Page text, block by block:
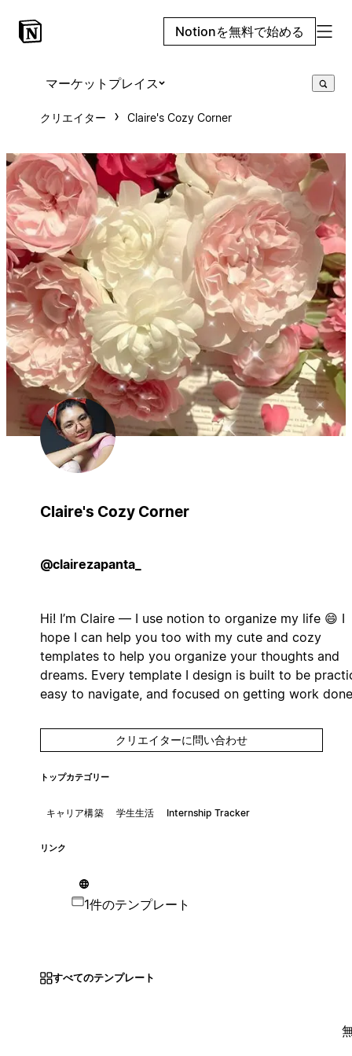
Notionを無料で始める
マーケットプレイス
クリエイター Claire's Cozy Corner
Claire's Cozy Corner
@clairezapanta_
Hi! I’m Claire — I use notion to organize my life 😄 I
hope I can help you too with my cute and cozy
templates to help you organize your thoughts and
dreams. Every template I design is built to be
easy to navigate, and focused on getting work
クリエイターに問い合わせ
トップカテゴリー
キャリア構築 学生生活 Internship Tracker
リンク
1件のテンプレート
すべてのテンプレート